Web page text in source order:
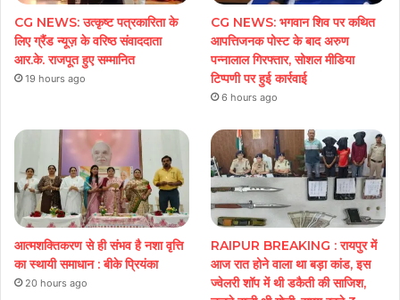
CG NEWS: उत्कृष्ट पत्रकारिता के
लिए ग्रैंड न्यूज़ के वरिष्ठ संवाददाता
आर.के. राजपूत हुए सम्मानित
19 hours ago
CG NEWS: भगवान शिव पर कथित
आपत्तिजनक पोस्ट के बाद अरुण
पन्नालाल गिरफ्तार, सोशल मीडिया
टिप्पणी पर हुई कार्रवाई
6 hours ago
आत्मशक्तिकरण से ही संभव है नशा वृत्ति
का स्थायी समाधान : बीके प्रियंका
20 hours ago
RAIPUR BREAKING : रायपुर में
आज रात होने वाला था बड़ा कांड, इस
ज्वेलरी शॉप में थी डकैती की साजिश,